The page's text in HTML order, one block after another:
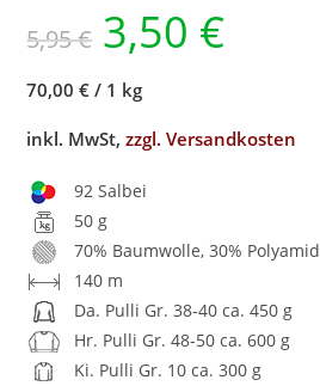
5,95€ 3,50 €
70,00 € / 1 kg
inkl. MwSt,zzgl. Versandkosten
92 Salbei
50 g
70% Baumwolle, 30% Polyamid
140 m
Da. Pulli Gr. 38-40 ca. 450 g
Hr. Pulli Gr. 48-50 ca. 600 g
Ki. Pulli Gr. 10 ca. 300 g